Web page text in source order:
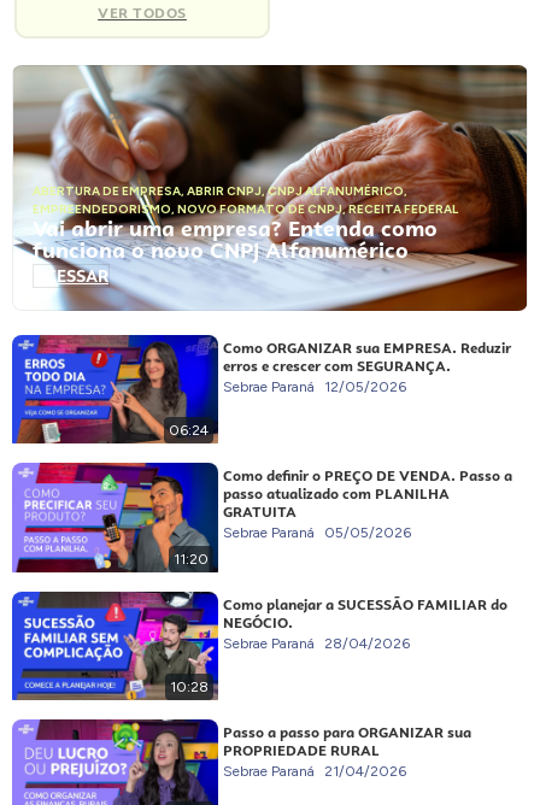
VER TODOS
ABERTURA DE EMPRESA, ABRIR CNPJ,CNPJ ALFANUMÉRICO,
EMPREENDEDORISMO, NOVO FORMATO DE CNPJ,RECEITA FEDERAL
Vai abrir uma empresa? Entenda como
funciona o novo CNPJ Alfanumérico
ACESSAR
06:24
Como ORGANIZAR sua EMPRESA. Reduzir
erros e crescer com SEGURANÇA.
Sebrae Paraná 12/05/2026
11:20
Como definir o PREÇO DE VENDA. Passo a
passo atualizado com PLANILHA
GRATUITA
Sebrae Paraná 05/05/2026
10:28
Como planejar a SUCESSÃO FAMILIAR do
NEGÓCIO.
Sebrae Paraná 28/04/2026
Passo a passo para ORGANIZAR sua
PROPRIEDADE RURAL
Sebrae Paraná 21/04/2026